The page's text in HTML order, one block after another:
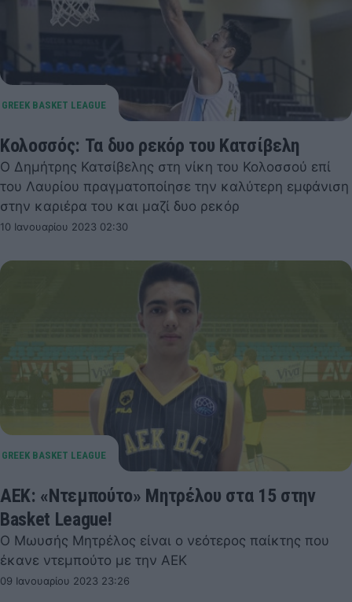
Κολοσσός: Τα δυο ρεκόρ του Κατσίβελη
Ο Δημήτρης Κατσίβελης στη νίκη του Κολοσσού επί
του Λαυρίου πραγματοποίησε την καλύτερη εμφάνιση
στην καριέρα του και μαζί δυο ρεκόρ
10 Ιανουαρίου 2023 02:30
ΑΕΚ: «Ντεμπούτο» Μητρέλου στα 15 στην
Basket League!
Ο Μωυσής Μητρέλος είναι ο νεότερος παίκτης που
έκανε ντεμπούτο με την ΑΕΚ
09 Ιανουαρίου 2023 23:26